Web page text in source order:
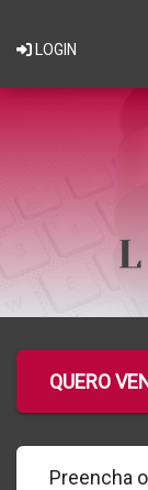
LOGIN
QUERO
Preencha